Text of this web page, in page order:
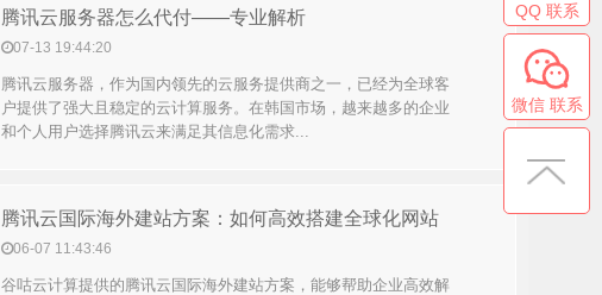
腾讯云服务器怎么代付——专业解析
07-13 19:44:20
腾讯云服务器，作为国内领先的云服务提供商之一，已经为全球客
户提供了强大且稳定的云计算服务。在韩国市场，越来越多的企业
和个人用户选择腾讯云来满足其信息化需求...
腾讯云国际海外建站方案：如何高效搭建全球化网站
06-07 11:43:46
谷咕云计算提供的腾讯云国际海外建站方案，能够帮助企业高效解
QQ 联系
微信 联系